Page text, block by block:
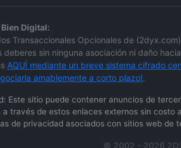
Digital:
Transaccionales Opcionales de
sin ninguna asociación ni daño
AQUÍ mediante un breve sistema cifrado
amablemente a corto plazo!.
Este sitio puede contener anuncios de
través de estos enlaces externos sin
de privacidad asociados con sitios web de
© 2002 - 2026 2D